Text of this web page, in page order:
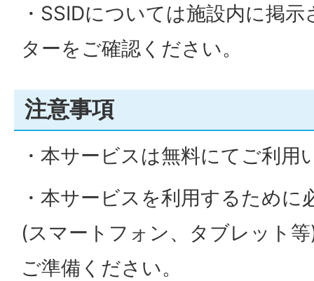
・SSIDについては施設内に掲
ターをご確認ください。
注意事項
・本サービスは無料にてご利用
・本サービスを利用するために
(スマートフォン、タブレット
ご準備ください。